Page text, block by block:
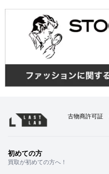
古物商許可証
初めての方
買取が初めての方へ！